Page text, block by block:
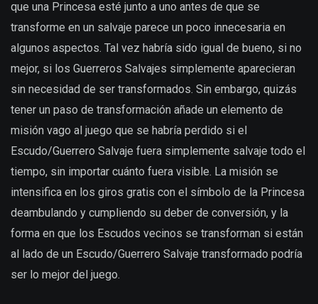
que una Princesa esté junto a uno antes de que se
transforme en un salvaje parece un poco innecesaria en
algunos aspectos. Tal vez habría sido igual de bueno, si no
mejor, si los Guerreros Salvajes simplemente aparecieran
sin necesidad de ser transformados. Sin embargo, quizás
tener un paso de transformación añade un elemento de
misión vago al juego que se habría perdido si el
Escudo/Guerrero Salvaje fuera simplemente salvaje todo el
tiempo, sin importar cuánto fuera visible. La misión se
intensifica en los giros gratis con el símbolo de la Princesa
deambulando y cumpliendo su deber de conversión, y la
forma en que los Escudos vecinos se transforman si están
al lado de un Escudo/Guerrero Salvaje transformado podría
ser lo mejor del juego.